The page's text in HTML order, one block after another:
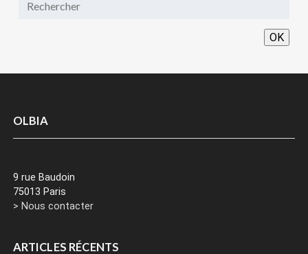
OK
OLBIA
9 rue Baudoin
75013 Paris
> Nous contacter
ARTICLES RÉCENTS